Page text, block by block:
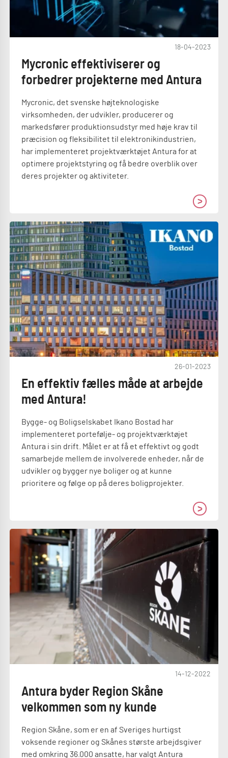
18-04-2023
Mycronic effektiviserer og
forbedrer projekterne med Antura
Mycronic, det svenske højteknologiske
virksomheden, der udvikler, producerer og
markedsfører produktionsudstyr med høje krav til
præcision og fleksibilitet til elektronikindustrien,
har implementeret projektværktøjet Antura for at
optimere projektstyring og få bedre overblik over
deres projekter og aktiviteter.
26-01-2023
En effektiv fælles måde at arbejde
med Antura!
Bygge- og Boligselskabet Ikano Bostad har
implementeret portefølje- og projektværktøjet
Antura i sin drift. Målet er at få et effektivt og godt
samarbejde mellem de involverede enheder, når de
udvikler og bygger nye boliger og at kunne
prioritere og følge op på deres boligprojekter.
14-12-2022
Antura byder Region Skåne
velkommen som ny kunde
Region Skåne, som er en af Sveriges hurtigst
voksende regioner og Skånes største arbejdsgiver
med omkring 36.000 ansatte, har valgt Antura